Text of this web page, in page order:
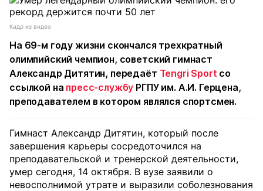
Кадр из видео
На 69-м году жизни скончался трехкратный
олимпийский чемпион, советский гимнаст
Александр Дитятин, передаёт Tengri Sport со
ссылкой на пресс-службу РГПУ им. А.И. Герцена,
преподавателем в котором являлся спортсмен.
Гимнаст Александр Дитятин, который после
завершения карьеры сосредоточился на
преподавательской и тренерской деятельности,
умер сегодня, 14 октября. В вузе заявили о
невосполнимой утрате и выразили соболезнования